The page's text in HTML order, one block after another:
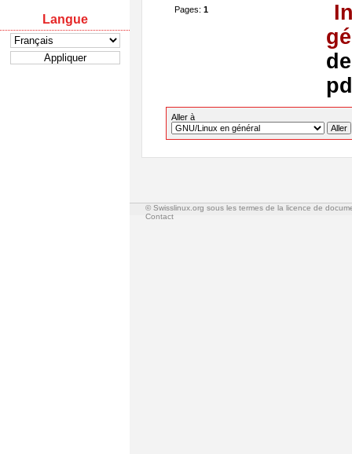
Langue
Pages: 1
Aller à
© Swisslinux.org sous les termes de la licence de
Contact